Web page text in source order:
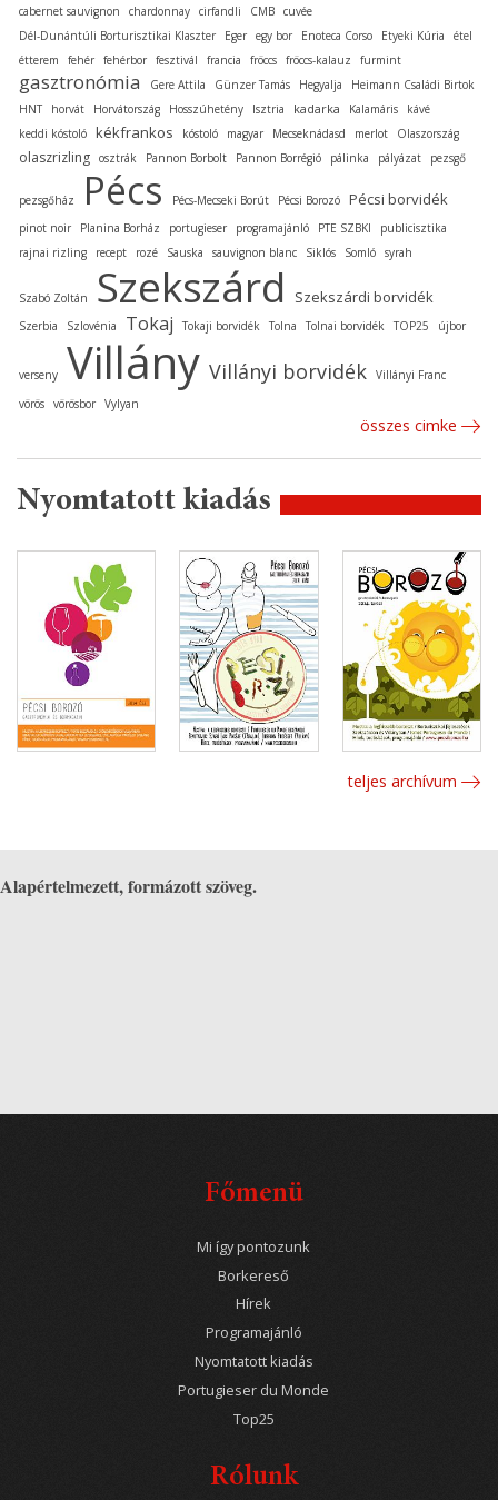
cabernet sauvignon chardonnay cirfandli CMB cuvée
Dél-Dunántúli Borturisztikai Klaszter
Eger egy bor Enoteca Corso Etyeki Kúria
étel
étterem
fehér fehérbor fesztivál francia fröccs fröccs-kalauz furmint
gasztronómia Gere Attila Günzer Tamás Hegyalja
Heimann Családi Birtok
HNT
horvát Horvátország Hosszúhetény Isztria kadarka Kalamáris
kávé
keddi kóstoló kékfrankos kóstoló magyar Mecseknádasd merlot Olaszország
olaszrizling osztrák Pannon Borbolt Pannon Borrégió pálinka pályázat pezsgő
pezsgőház Pécs Pécs-Mecseki Borút Pécsi Borozó Pécsi borvidék
pinot noir Planina Borház portugieser programajánló PTE SZBKI
publicisztika
rajnai rizling
recept rozé Sauska sauvignon blanc Siklós Somló syrah
Szabó Zoltán Szekszárd Szekszárdi borvidék
Szerbia Szlovénia Tokaj Tokaji borvidék Tolna Tolnai borvidék TOP25 újbor
verseny Villány Villányi borvidék Villányi Franc
vörös vörösbor Vylyan
összes cimke
Nyomtatott kiadás
teljes archívum
Alapértelmezett, formázott szöveg.
Főmenü
Mi így pontozunk
Borkereső
Hírek
Programajánló
Nyomtatott kiadás
Portugieser du Monde
Top25
Rólunk